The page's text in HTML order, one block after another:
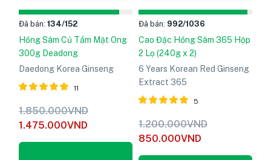
Đã bán: 134/152
Hồng Sâm Củ Tẩm Mật Ong
300g Deadong
Daedong Korea Ginseng
Được xếp
hạng
5.00
5
sao
11
1.850.000VND
1.475.000VND
Đã bán: 992/1036
Cao Đặc Hồng Sâm 365 Hộp
2 Lọ (240g x 2)
6 Years Korean Red Ginseng
Extract 365
Được xếp
hạng
5.00
5
sao
5
1.200.000VND
850.000VND